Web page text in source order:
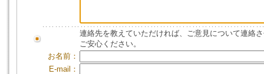
連絡先を教えていただければ、ご意見について連絡
ご安心ください。
お名前：
E-mail：